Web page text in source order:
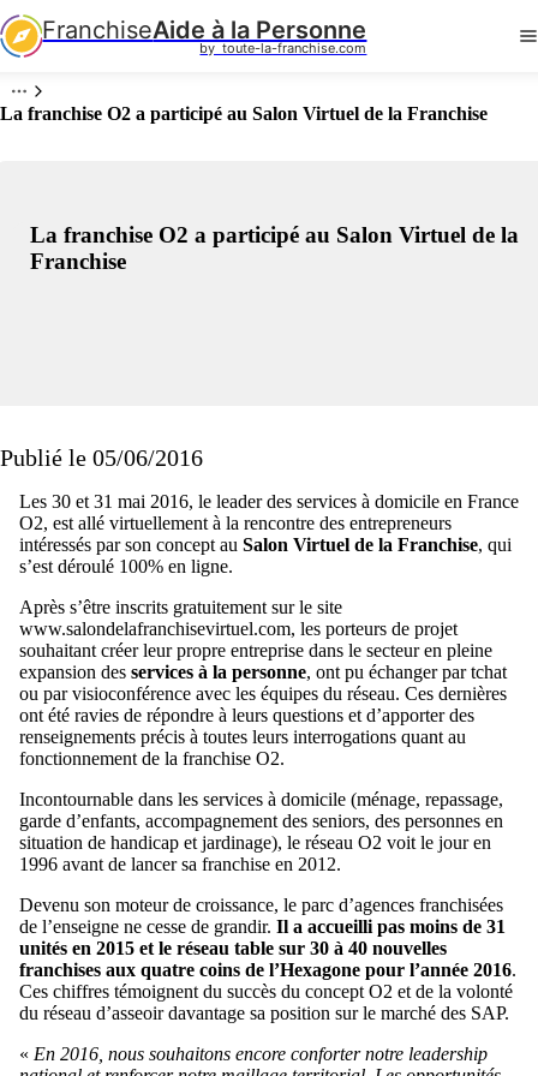
FranchiseAide à la Personne
by  toute-la-franchise.com
La franchise O2 a participé au Salon Virtuel de la Franchise
La franchise O2 a participé au Salon Virtuel de la
Franchise
Publié le 05/06/2016
Les 30 et 31 mai 2016, le leader des services à domicile en France
O2, est allé virtuellement à la rencontre des entrepreneurs
intéressés par son concept au Salon Virtuel de la Franchise, qui
s’est déroulé 100% en ligne.
Après s’être inscrits gratuitement sur le site
www.salondelafranchisevirtuel.com, les porteurs de projet
souhaitant créer leur propre entreprise dans le secteur en pleine
expansion des services à la personne, ont pu échanger par tchat
ou par visioconférence avec les équipes du réseau. Ces dernières
ont été ravies de répondre à leurs questions et d’apporter des
renseignements précis à toutes leurs interrogations quant au
fonctionnement de la franchise O2.
Incontournable dans les services à domicile (ménage, repassage,
garde d’enfants, accompagnement des seniors, des personnes en
situation de handicap et jardinage), le réseau O2 voit le jour en
1996 avant de lancer sa franchise en 2012.
Devenu son moteur de croissance, le parc d’agences franchisées
de l’enseigne ne cesse de grandir. Il a accueilli pas moins de 31
unités en 2015 et le réseau table sur 30 à 40 nouvelles
franchises aux quatre coins de l’Hexagone pour l’année 2016.
Ces chiffres témoignent du succès du concept O2 et de la volonté
du réseau d’asseoir davantage sa position sur le marché des SAP.
« En 2016, nous souhaitons encore conforter notre leadership